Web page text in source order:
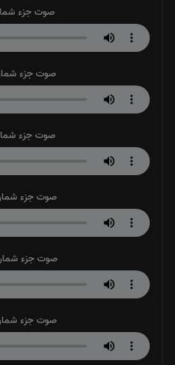
صوت جزء شماره
صوت جزء
صوت جزء
صوت جزء شماره
صوت جزء شماره
صوت جزء